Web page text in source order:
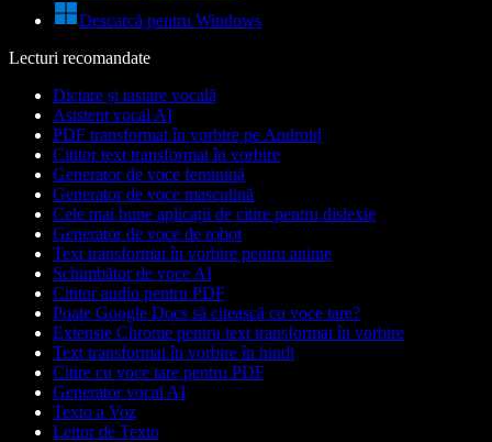
Descarcă pentru Windows
Lecturi recomandate
Dictare și tastare vocală
Asistent vocal AI
PDF transformat în vorbire pe Android
Cititor text transformat în vorbire
Generator de voce feminină
Generator de voce masculină
Cele mai bune aplicații de citire pentru dislexie
Generator de voce de robot
Text transformat în vorbire pentru anime
Schimbător de voce AI
Cititor audio pentru PDF
Poate Google Docs să citească cu voce tare?
Extensie Chrome pentru text transformat în vorbire
Text transformat în vorbire în hindi
Citire cu voce tare pentru PDF
Generator vocal AI
Texto a Voz
Leitor de Texto